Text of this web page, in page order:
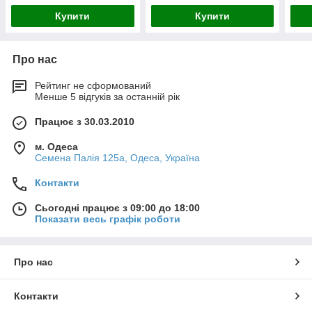
Купити Купити
Про нас
Рейтинг не сформований
Менше 5 відгуків за останній рік
Працює з 30.03.2010
м. Одеса
Семена Палія 125а, Одеса, Україна
Контакти
Сьогодні працює з 09:00 до 18:00
Показати весь графік роботи
Про нас
Контакти